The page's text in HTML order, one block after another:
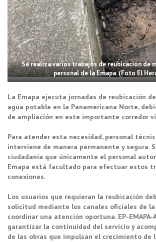
Se realiza varios trabajos de reubicación de
personal de la Emapa. (Foto El
La Emapa ejecuta jornadas de reubicación
agua potable en la Panamericana Norte,
de ampliación en este importante corredor
Para atender esta necesidad, personal
interviene de manera permanente y segura.
ciudadanía que únicamente el personal
Emapa está facultado para efectuar estos
conexiones.
Los usuarios que requieran la reubicación
solicitud mediante los canales oficiales de la
coordinar una atención oportuna. EP-
garantizar la continuidad del servicio y
de las obras que impulsan el crecimiento de